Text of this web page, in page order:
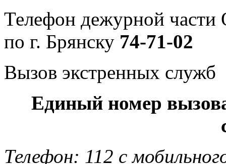
Телефон дежурной
по г. Брянску 74-71-02
Вызов экстренных служб
Единый номер
Телефон: 112 с